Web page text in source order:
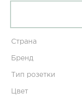
Страна
Бренд
Тип розетки
Цвет